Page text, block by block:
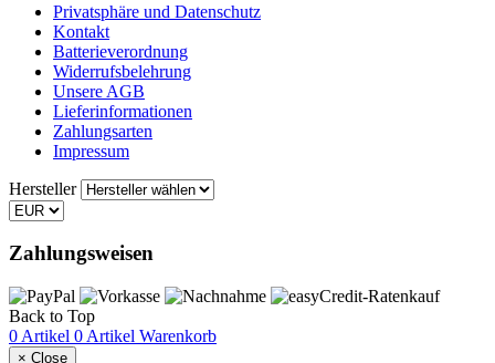
Privatsphäre und Datenschutz
Kontakt
Batterieverordnung
Widerrufsbelehrung
Unsere AGB
Lieferinformationen
Zahlungsarten
Impressum
Hersteller
Zahlungsweisen
Back to Top
0 Artikel 0 Artikel Warenkorb
× Close